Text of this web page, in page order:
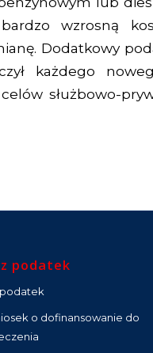
wzrosną
Dodatkowy
każdego
służbowo-
podatek
o dofinansowanie do